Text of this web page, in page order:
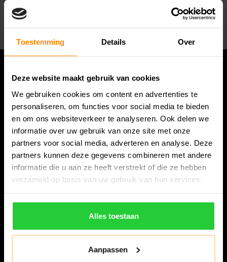
Toestemming Details Over
Deze website maakt gebruik van cookies
We gebruiken cookies om content en advertenties te
personaliseren, om functies voor social media te bieden
en om ons websiteverkeer te analyseren. Ook delen we
informatie over uw gebruik van onze site met onze
partners voor social media, adverteren en analyse. Deze
partners kunnen deze gegevens combineren met andere
informatie die u aan ze heeft verstrekt of die ze hebben
verzameld op basis van uw gebruik van hun services.
Alles toestaan
Aanpassen
Abonneer
Bespanracket.nl is dé racketspecialist van Lelystad en
omstreken.
8224 AA Lelystad
06-57276080